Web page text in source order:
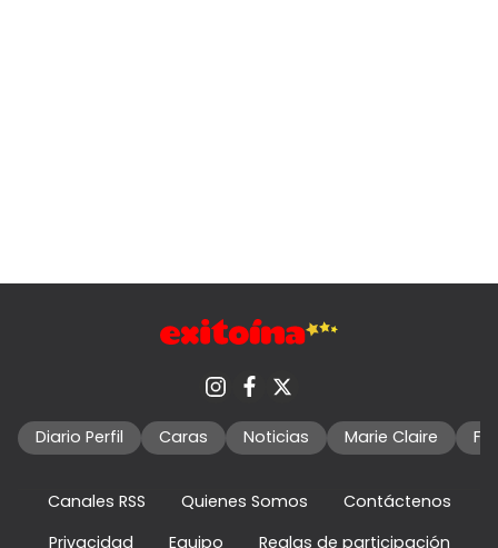
Diario Perfil Caras Noticias Marie Claire
Canales RSS Quienes Somos
Contáctenos
Privacidad
Equipo Reglas de participación